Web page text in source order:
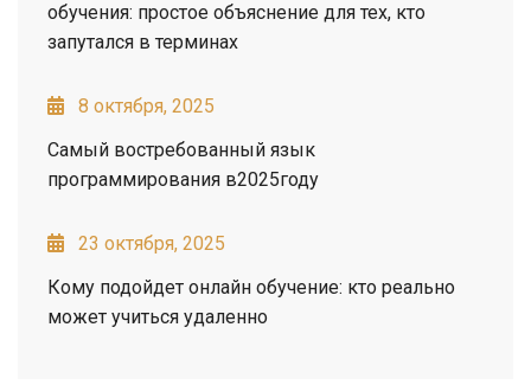
обучения: простое объяснение для тех, кто
запутался в терминах
8 октября, 2025
Самый востребованный язык
программирования в2025году
23 октября, 2025
Кому подойдет онлайн обучение: кто реально
может учиться удаленно